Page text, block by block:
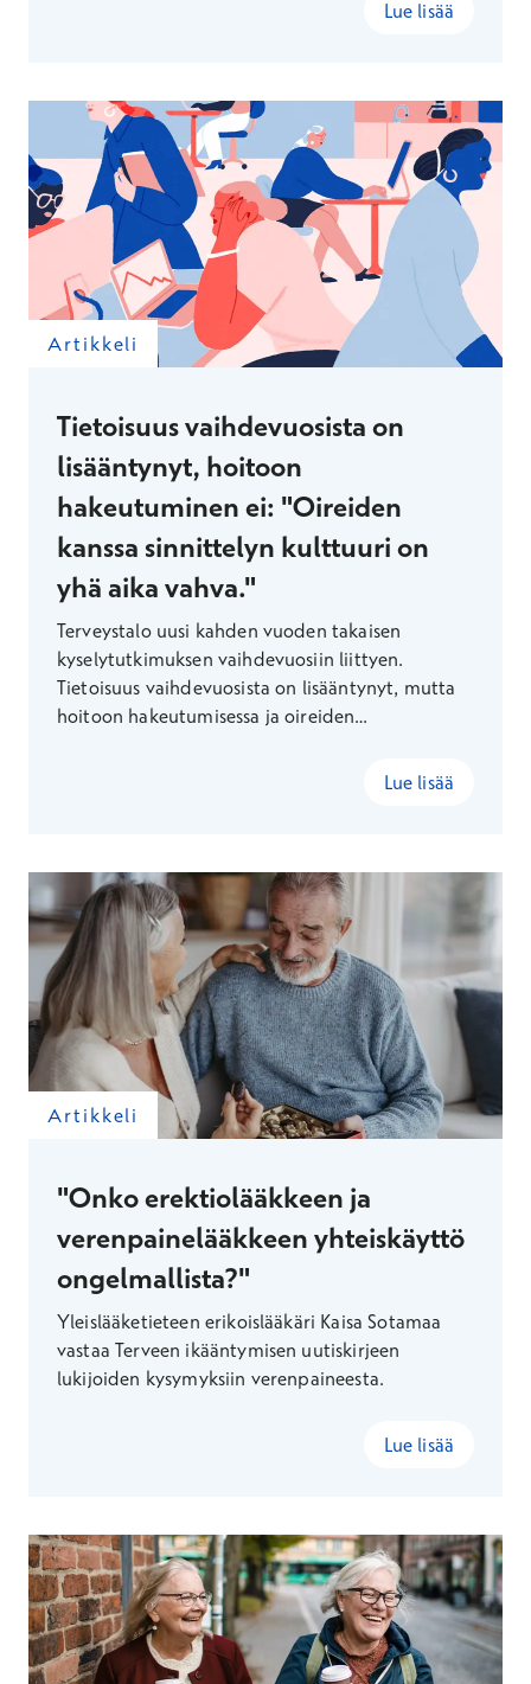
Lue lisää
Artikkeli
Tietoisuus vaihdevuosista on
lisääntynyt, hoitoon
hakeutuminen ei: "Oireiden
kanssa sinnittelyn kulttuuri on
yhä aika vahva."
Terveystalo uusi kahden vuoden takaisen
kyselytutkimuksen vaihdevuosiin liittyen.
Tietoisuus vaihdevuosista on lisääntynyt, mutta
hoitoon hakeutumisessa ja oireiden
Lue lisää
Artikkeli
"Onko erektiolääkkeen ja
verenpainelääkkeen yhteiskäyttö
ongelmallista?"
Yleislääketieteen erikoislääkäri Kaisa Sotamaa
vastaa Terveen ikääntymisen uutiskirjeen
lukijoiden kysymyksiin verenpaineesta.
Lue lisää